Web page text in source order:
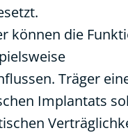
können die
Träger
Implantats